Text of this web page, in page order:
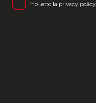
Ho letto la privacy policy